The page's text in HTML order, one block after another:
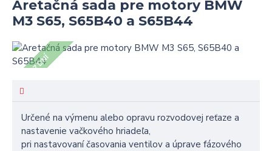
Aretačná sada pre motory BMW
M3 S65, S65B40 a S65B44
5 - 7 DNÍ
Určené na výmenu alebo opravu rozvodovej reťaze a
nastavenie vačkového hriadeľa,
pri nastavovaní časovania ventilov a úprave fázového